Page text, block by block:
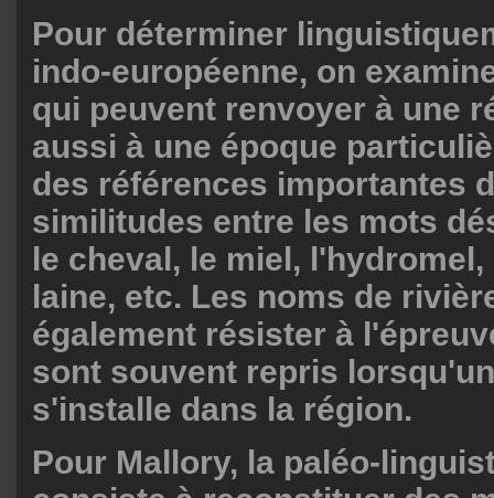
Pour déterminer
indo-européenne, on
qui peuvent renvoyer à une
aussi à une époque
des références importantes
similitudes entre les mots
le cheval, le miel,
laine, etc. Les noms de
également résister à
sont souvent repris
s'installe dans la région.
Pour Mallory, la paléo-